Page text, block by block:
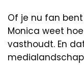
Of je nu fan
Monica weet
vasthoudt. En